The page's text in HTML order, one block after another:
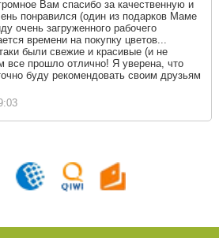
Вам спасибо за качественную и
понравился (один из подарков Маме
очень загруженного рабочего
времени на покупку цветов...
были свежие и красивые (и не
все прошло отлично! Я уверена, что
буду рекомендовать своим друзьям